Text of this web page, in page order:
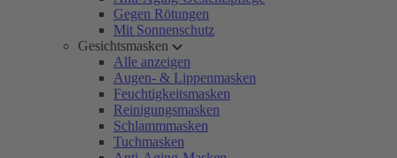
Gegen Rötungen
Mit Sonnenschutz
Gesichtsmasken
Alle anzeigen
Augen- & Lippenmasken
Feuchtigkeitsmasken
Reinigungsmasken
Schlammmasken
Tuchmasken